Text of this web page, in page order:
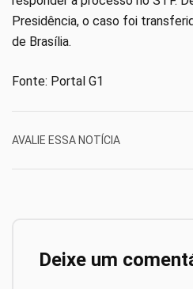
Presidência, o caso foi
de Brasília.
Fonte: Portal G1
AVALIE ESSA NOTÍCIA
Deixe um